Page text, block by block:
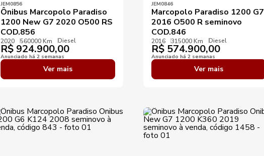
JEM0856
Ônibus Marcopolo Paradiso
1200 New G7 2020 O500 RS
COD.856
2020 560000 Km Diesel
R$ 924.900,00
Anunciado há 2 semanas
Ver mais
JEM0846
Marcopolo Paradiso 1200 G7
2016 O500 R seminovo
COD.846
2016 315000 Km Diesel
R$ 574.900,00
Anunciado há 2 semanas
Ver mais